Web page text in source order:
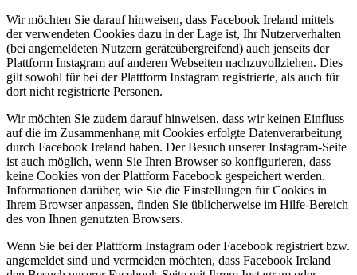
Wir möchten Sie darauf hinweisen, dass Facebook Ireland mittels
der verwendeten Cookies dazu in der Lage ist, Ihr Nutzerverhalten
(bei angemeldeten Nutzern geräteübergreifend) auch jenseits der
Plattform Instagram auf anderen Webseiten nachzuvollziehen. Dies
gilt sowohl für bei der Plattform Instagram registrierte, als auch für
dort nicht registrierte Personen.
Wir möchten Sie zudem darauf hinweisen, dass wir keinen Einfluss
auf die im Zusammenhang mit Cookies erfolgte Datenverarbeitung
durch Facebook Ireland haben. Der Besuch unserer Instagram-Seite
ist auch möglich, wenn Sie Ihren Browser so konfigurieren, dass
keine Cookies von der Plattform Facebook gespeichert werden.
Informationen darüber, wie Sie die Einstellungen für Cookies in
Ihrem Browser anpassen, finden Sie üblicherweise im Hilfe-Bereich
des von Ihnen genutzten Browsers.
Wenn Sie bei der Plattform Instagram oder Facebook registriert bzw.
angemeldet sind und vermeiden möchten, dass Facebook Ireland